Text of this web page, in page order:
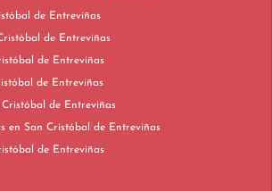
Cristóbal de Entreviñas
San Cristóbal de Entreviñas
San Cristóbal de Entreviñas
Cristóbal de Entreviñas
en San Cristóbal de Entreviñas
Negligencias Médicas en San Cristóbal de Entreviñas
San Cristóbal de Entreviñas